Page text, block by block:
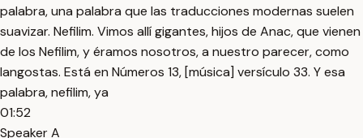
palabra, una palabra que las traducciones modernas suelen
suavizar. Nefilim. Vimos allí gigantes, hijos de Anac, que vienen
de los Nefilim, y éramos nosotros, a nuestro parecer, como
langostas. Está en Números 13, [música] versículo 33. Y esa
palabra, nefilim, ya
01:52
Speaker A